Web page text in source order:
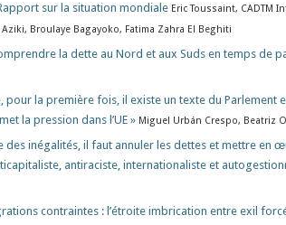
sur la situation mondiale Eric Toussaint, CADTM
Broulaye Bagayoko, Fatima Zahra El Beghiti
la dette au Nord et aux Suds en temps de
pour la première fois, il existe un texte du Parlement
la pression dans l’UE » Miguel Urbán Crespo, Beatriz
inégalités, il faut annuler les dettes et mettre en
antiraciste, internationaliste et
contraintes : l’étroite imbrication entre exil